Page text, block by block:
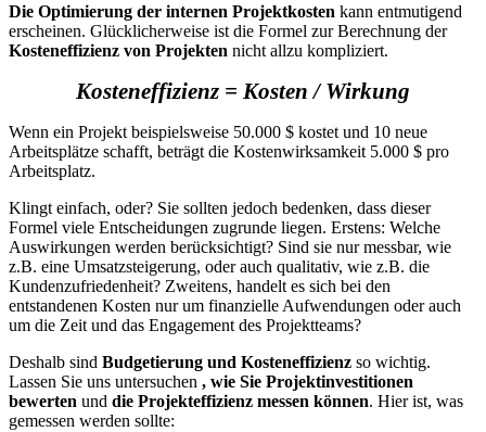
Die Optimierung der internen Projektkosten kann entmutigend
erscheinen. Glücklicherweise ist die Formel zur Berechnung der
Kosteneffizienz von Projekten nicht allzu kompliziert.
Kosteneffizienz = Kosten / Wirkung
Wenn ein Projekt beispielsweise 50.000 $ kostet und 10 neue
Arbeitsplätze schafft, beträgt die Kostenwirksamkeit 5.000 $ pro
Arbeitsplatz.
Klingt einfach, oder? Sie sollten jedoch bedenken, dass dieser
Formel viele Entscheidungen zugrunde liegen. Erstens: Welche
Auswirkungen werden berücksichtigt? Sind sie nur messbar, wie
z.B. eine Umsatzsteigerung, oder auch qualitativ, wie z.B. die
Kundenzufriedenheit? Zweitens, handelt es sich bei den
entstandenen Kosten nur um finanzielle Aufwendungen oder auch
um die Zeit und das Engagement des Projektteams?
Deshalb sind Budgetierung und Kosteneffizienz so wichtig.
Lassen Sie uns untersuchen , wie Sie Projektinvestitionen
bewerten und die Projekteffizienz messen können. Hier ist, was
gemessen werden sollte: